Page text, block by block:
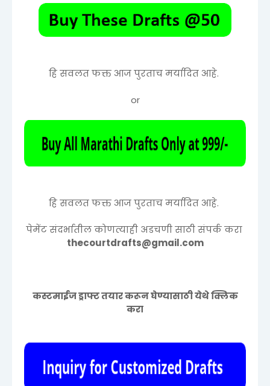
हि सवलत फक्त आज पुरताच मर्यादित आहे.
or
हि सवलत फक्त आज पुरताच मर्यादित आहे.
पेमेंट संदर्भातील कोणत्याही अडचणी साठी संपर्क करा
thecourtdrafts@gmail.com
कस्टमाईज ड्राफ्ट तयार करून घेण्यासाठी येथे क्लिक
करा